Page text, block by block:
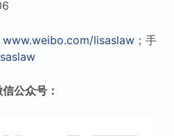
www.weibo.com/lisaslaw ；手
公众号：